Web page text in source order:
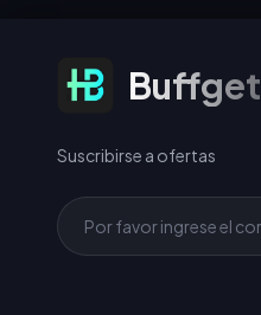
Suscribirse a ofertas
Buffget
Suscribirse a ofertas